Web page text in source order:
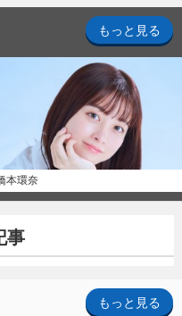
もっと見る
本環奈
事
もっと見る